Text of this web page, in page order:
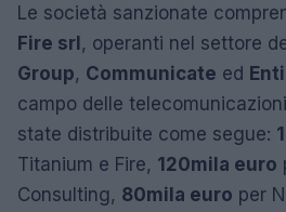
Le società sanzionate
Fire srl, operanti nel settore
Group, Communicate ed
campo delle
state distribuite come segue:
Titanium e Fire, 120mila euro
Consulting, 80mila euro per